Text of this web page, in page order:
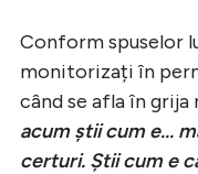
Conform spuselor
monitorizați în
când se afla în grija
acum știi cum e...
certuri. Știi cum e